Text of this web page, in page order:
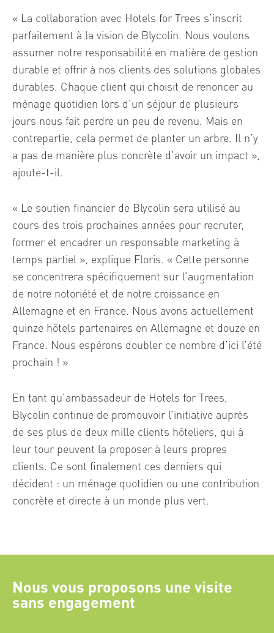
« La collaboration avec Hotels for Trees s’inscrit
parfaitement à la vision de Blycolin. Nous voulons
assumer notre responsabilité en matière de gestion
durable et offrir à nos clients des solutions globales
durables. Chaque client qui choisit de renoncer au
ménage quotidien lors d’un séjour de plusieurs
jours nous fait perdre un peu de revenu. Mais en
contrepartie, cela permet de planter un arbre. Il n’y
a pas de manière plus concrète d’avoir un impact »,
ajoute-t-il.
« Le soutien financier de Blycolin sera utilisé au
cours des trois prochaines années pour recruter,
former et encadrer un responsable marketing à
temps partiel », explique Floris. « Cette personne
se concentrera spécifiquement sur l’augmentation
de notre notoriété et de notre croissance en
Allemagne et en France. Nous avons actuellement
quinze hôtels partenaires en Allemagne et douze en
France. Nous espérons doubler ce nombre d’ici l’été
prochain ! »
En tant qu’ambassadeur de Hotels for Trees,
Blycolin continue de promouvoir l’initiative auprès
de ses plus de deux mille clients hôteliers, qui à
leur tour peuvent la proposer à leurs propres
clients. Ce sont finalement ces derniers qui
décident : un ménage quotidien ou une contribution
concrète et directe à un monde plus vert.
Nous vous proposons une visite
sans engagement